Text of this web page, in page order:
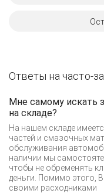
Ответы на часто-
Мне самому искать
на складе?
На нашем складе
частей и смазочных
обслуживания
наличии мы
чтобы не обременять
деньги. Помимо этого,
своими расходниками